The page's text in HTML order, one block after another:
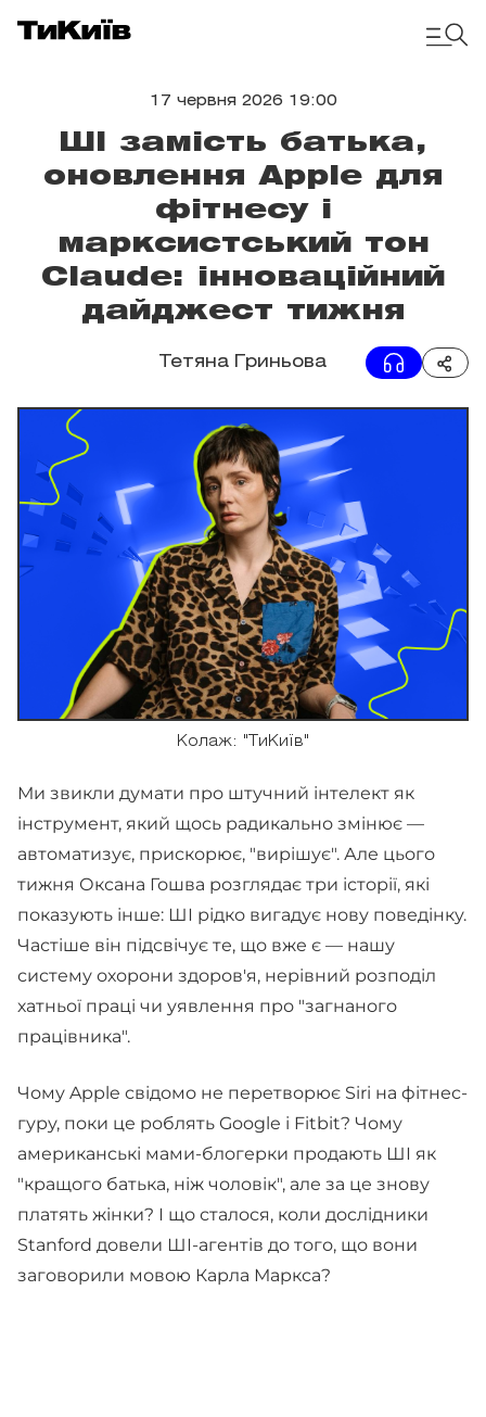
17 червня 2026 19:00
ШІ замість батька,
оновлення Apple для
фітнесу і
марксистський тон
Claude: інноваційний
дайджест тижня
Тетяна Гриньова
Колаж: "ТиКиїв"
Ми звикли думати про штучний інтелект як
інструмент, який щось радикально змінює —
автоматизує, прискорює, "вирішує". Але цього
тижня Оксана Гошва розглядає три історії, які
показують інше: ШІ рідко вигадує нову поведінку.
Частіше він підсвічує те, що вже є — нашу
систему охорони здоров'я, нерівний розподіл
хатньої праці чи уявлення про "загнаного
працівника".
Чому Apple свідомо не перетворює Siri на фітнес-
гуру, поки це роблять Google і Fitbit? Чому
американські мами-блогерки продають ШІ як
"кращого батька, ніж чоловік", але за це знову
платять жінки? І що сталося, коли дослідники
Stanford довели ШІ-агентів до того, що вони
заговорили мовою Карла Маркса?